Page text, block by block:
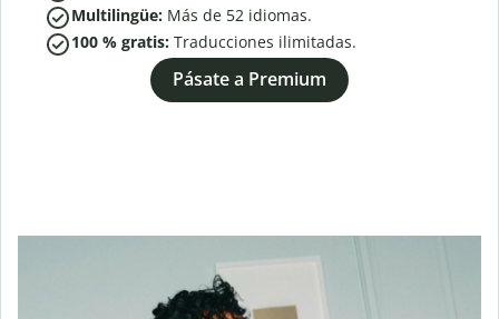
Multilingüe: Más de 52 idiomas.
100 % gratis: Traducciones ilimitadas.
Pásate a Premium